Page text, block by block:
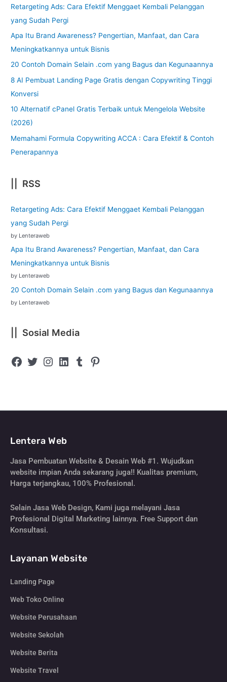
Retargeting Ads: Cara Efektif Menggaet Kembali Pelanggan
yang Sudah Pergi
Apa Itu Brand Awareness? Pengertian, Manfaat, dan Cara
Meningkatkannya untuk Bisnis
20 Contoh Domain Selain .com yang Bagus dan Kegunaannya
8 AI Pembuat Landing Page Gratis dengan Copywriting Tinggi
Konversi
10 Alternatif cPanel Gratis Terbaik untuk Mengelola Website
(2026)
Memahami Formula Copywriting ACCA : Cara Efektif & Contoh
Penerapannya
|| RSS
Retargeting Ads: Cara Efektif Menggaet Kembali Pelanggan
yang Sudah Pergi
by Lenteraweb
Apa Itu Brand Awareness? Pengertian, Manfaat, dan Cara
Meningkatkannya untuk Bisnis
by Lenteraweb
20 Contoh Domain Selain .com yang Bagus dan Kegunaannya
by Lenteraweb
|| Sosial Media
Lentera Web
Jasa Pembuatan Website & Desain Web #1. Wujudkan
website impian Anda sekarang juga!! Kualitas premium,
Harga terjangkau, 100% Profesional.
Selain Jasa Web Design, Kami juga melayani Jasa
Profesional Digital Marketing lainnya. Free Support dan
Konsultasi.
Layanan Website
Landing Page
Web Toko Online
Website Perusahaan
Website Sekolah
Website Berita
Website Travel